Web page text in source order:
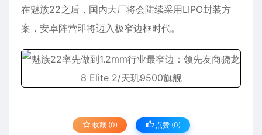
在魅族22之后，国内大厂将会陆续采用LIPO封装方
案， 安卓阵营即将迈入极窄边框时代。
收藏 (0) 点赞 (0)